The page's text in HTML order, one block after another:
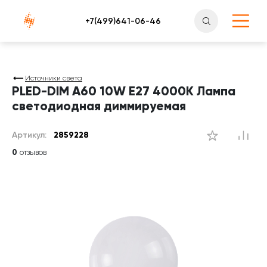
Атлантснаб
Источники света
PLED-DIM A60 10W E27 4000K Лампа
светодиодная диммируемая
Артикул: 2859228